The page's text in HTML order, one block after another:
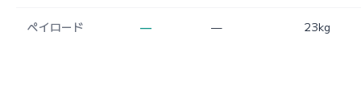
ペイロード — — 23kg